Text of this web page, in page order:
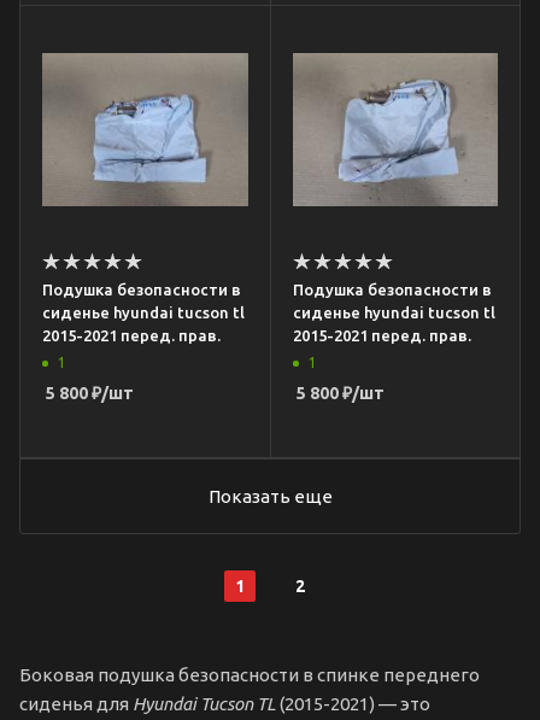
Подушка безопасности в
сиденье hyundai tucson tl
2015-2021 перед. прав.
1
5 800₽/шт
Подушка безопасности в
сиденье hyundai tucson tl
2015-2021 перед. прав.
1
5 800₽/шт
Показать еще
1 2
Боковая подушка безопасности в спинке переднего
сиденья для Hyundai Tucson TL (2015-2021) — это